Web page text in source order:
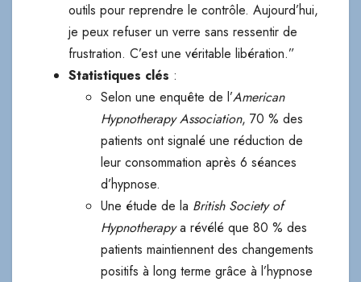
outils pour reprendre le contrôle. Aujourd’hui,
je peux refuser un verre sans ressentir de
frustration. C’est une véritable libération.”
Statistiques clés :
Selon une enquête de l’American
Hypnotherapy Association, 70 % des
patients ont signalé une réduction de
leur consommation après 6 séances
d’hypnose.
Une étude de la British Society of
Hypnotherapya révélé que 80 % des
patients maintiennent des changements
positifs à long terme grâce à l’hypnose